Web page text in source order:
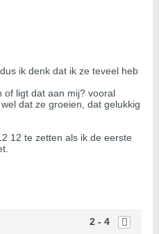
ik denk dat ik ze teveel heb
of ligt dat aan mij? vooral
dat ze groeien, dat gelukkig
12 te zetten als ik de eerste
2 - 4